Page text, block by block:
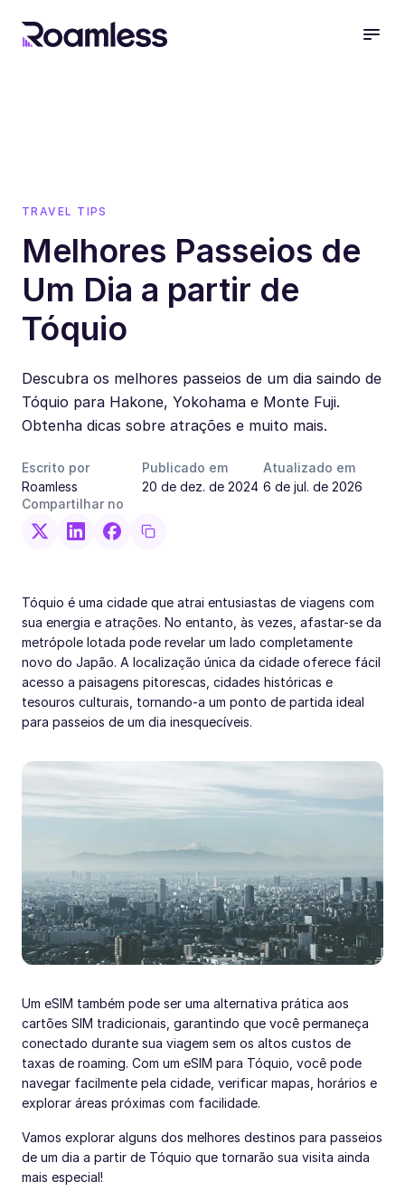
TRAVEL TIPS
Melhores Passeios de
Um Dia a partir de
Tóquio
Descubra os melhores passeios de um dia saindo de
Tóquio para Hakone, Yokohama e Monte Fuji.
Obtenha dicas sobre atrações e muito mais.
Escrito por
Roamless
Publicado em
20 de dez. de 2024
Atualizado em
6 de jul. de 2026
Compartilhar no
Tóquio é uma cidade que atrai entusiastas de viagens com
sua energia e atrações. No entanto, às vezes, afastar-se da
metrópole lotada pode revelar um lado completamente
novo do Japão. A localização única da cidade oferece fácil
acesso a paisagens pitorescas, cidades históricas e
tesouros culturais, tornando-a um ponto de partida ideal
para passeios de um dia inesquecíveis.
Um eSIM também pode ser uma alternativa prática aos
cartões SIM tradicionais, garantindo que você permaneça
conectado durante sua viagem sem os altos custos de
taxas de roaming. Com um eSIM para Tóquio, você pode
navegar facilmente pela cidade, verificar mapas, horários e
explorar áreas próximas com facilidade.
Vamos explorar alguns dos melhores destinos para passeios
de um dia a partir de Tóquio que tornarão sua visita ainda
mais especial!